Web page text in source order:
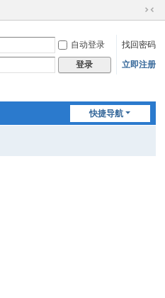
切
到
窄
自动登录
找回密码
登录 立即注册
快捷导航